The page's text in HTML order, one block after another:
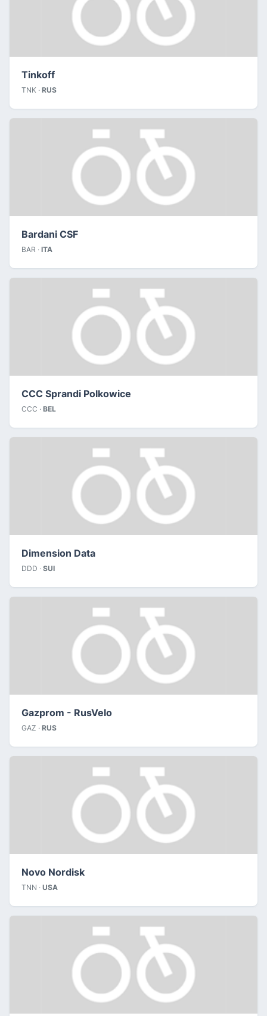
Tinkoff
TNK · RUS
Bardani CSF
BAR · ITA
CCC Sprandi Polkowice
CCC · BEL
Dimension Data
DDD · SUI
Gazprom - RusVelo
GAZ · RUS
Novo Nordisk
TNN · USA